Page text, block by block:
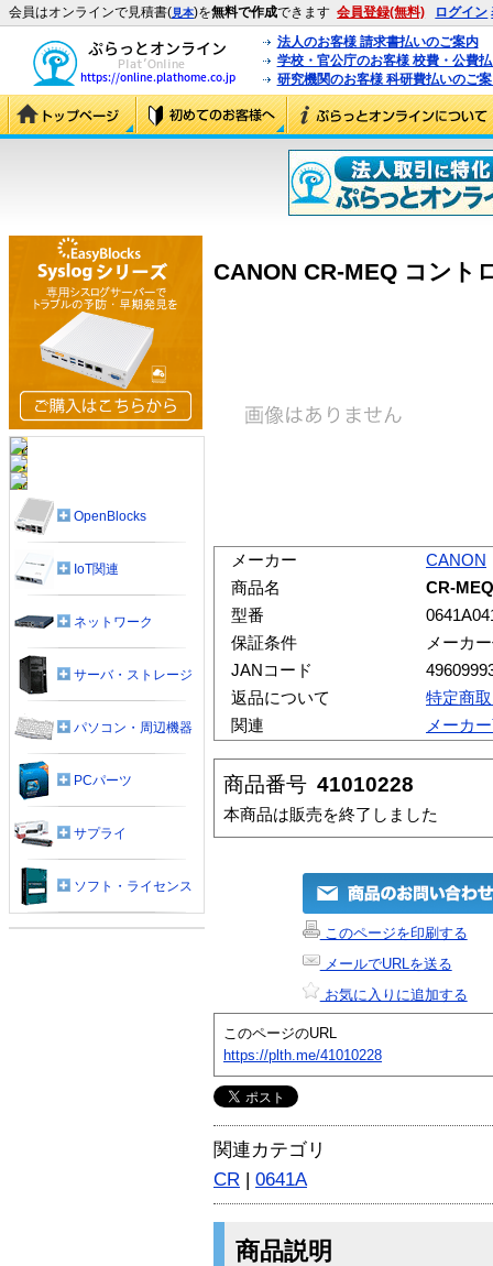
会員はオンラインで見積書(見本)を無料で作成できます 会員登録(無料) ログイン
法人のお客様 請求書払いのご案内
学校・官公庁のお客様 校費・公費
研究機関のお客様 科研費払いのご
CANON CR-MEQ コント
メーカー
CANON
商品名
CR-
型番
保証条件
メーカ
JANコード
返品について
特定商
関連
メーカ
商品番号 41010228
本商品は販売を終了しました
このページを印刷する
メールでURLを送る
お気に入りに追加する
このページのURL
https://plth.me/41010228
関連カテゴリ
CR | 0641A
商品説明
OpenBlocks
IoT関連
ネットワーク
サーバ・ストレージ
パソコン・周辺機器
PCパーツ
サプライ
ソフト・ライセンス